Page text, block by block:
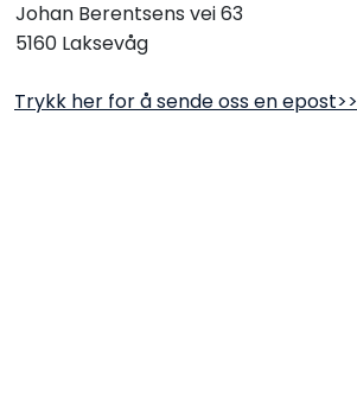
Johan Berentsens vei 63
5160 Laksevåg
Trykk her for å sende oss en epost>>
Tilbehør